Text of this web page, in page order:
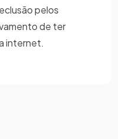
pelos
de ter
internet.